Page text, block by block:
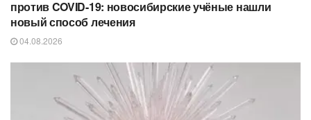
против COVID-19: новосибирские учёные нашли
новый способ лечения
04.08.2026